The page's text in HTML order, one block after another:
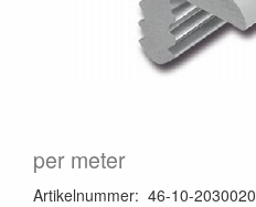
per meter
Artikelnummer: 46-10-2030020